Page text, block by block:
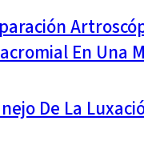
En Una
De La